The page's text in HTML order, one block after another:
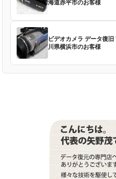
海道赤平市のお客様
ビデオカメラ データ復
川県横浜市のお客様